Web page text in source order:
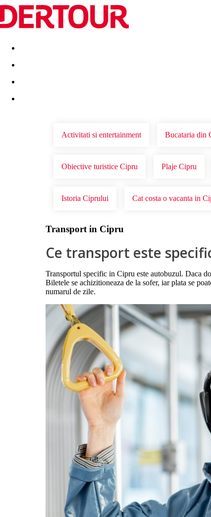
Destinatii Vacanta perfecta OFERTE DE NERATAT
Activitati si entertainment Bucataria din
Obiective turistice Cipru Plaje Cipru
Istoria Ciprului Cat costa o vacanta in
Transport in Cipru
Ce transport este
Transportul specific in Cipru este autobuzul. Daca
Biletele se achizitioneaza de la sofer, iar plata se
numarul de zile.